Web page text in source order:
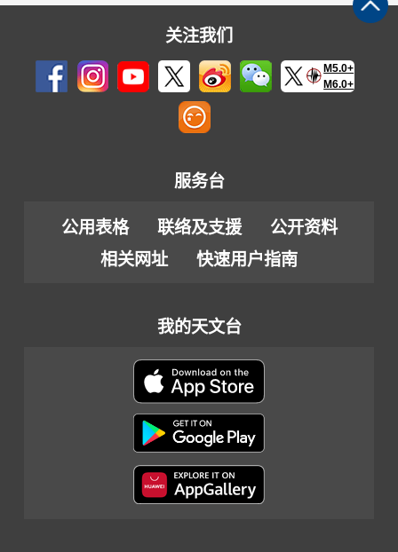
关注我们
M5.0+
M6.0+
服务台
公用表格 联络及支援
公开资料
相关网址
快速用户指南
我的天文台